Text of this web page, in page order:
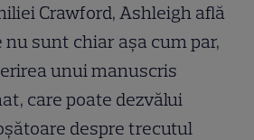
Crawford, Ashleigh află
sunt chiar așa cum par,
unui manuscris
care poate dezvălui
despre trecutul